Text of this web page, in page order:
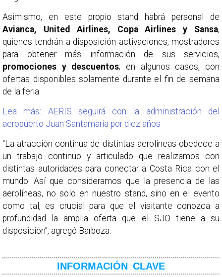
Asimismo, en este propio stand habrá personal de
Avianca, United Airlines, Copa Airlines y Sansa,
quienes tendrán a disposición activaciones, mostradores
para obtener más información de sus servicios,
promociones y descuentos; en algunos casos, con
ofertas disponibles solamente durante el fin de semana
de la feria.
Lea más: AERIS seguirá con la administración del
aeropuerto Juan Santamaría por diez años
"La atracción continua de distintas aerolíneas obedece a
un trabajo continuo y articulado que realizamos con
distintas autoridades para conectar a Costa Rica con el
mundo. Así que consideramos que la presencia de las
aerolíneas, no solo en nuestro stand, sino en el evento
como tal, es crucial para que el visitante conozca a
profundidad la amplia oferta que el SJO tiene a su
disposición”, agregó Barboza.
INFORMACIÓN CLAVE